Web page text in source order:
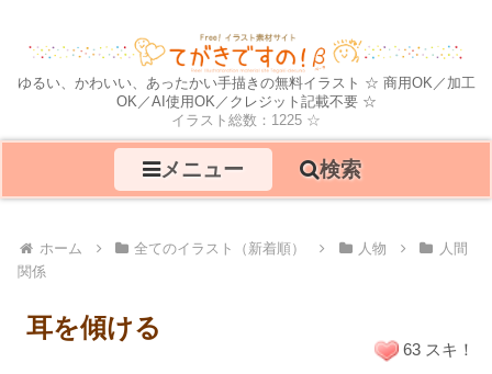
ゆるい、かわいい、あったかい手描きの無料イラスト ☆ 商用OK／加工
OK／AI使用OK／クレジット記載不要 ☆
イラスト総数：1225 ☆
メニュー 検索
ホーム 全てのイラスト（新着順） 人物
人間
関係
耳を傾ける
63 スキ！